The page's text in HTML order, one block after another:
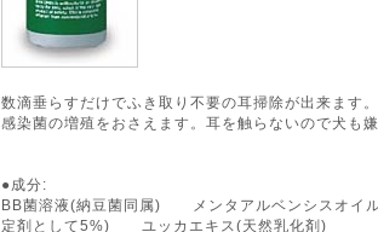
数滴垂らすだけでふき取り不要の耳掃除が出来ます
感染菌の増殖をおさえます。耳を触らないので犬も嫌
●成分:
BB菌溶液(納豆菌同属) メンタアルベンシスオイ
定剤として5%) ユッカエキス(天然乳化剤)